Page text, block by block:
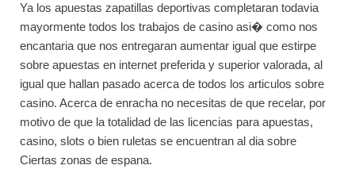
Ya los apuestas zapatillas deportivas completaran todavia
mayormente todos los trabajos de casino asi� como nos
encantaria que nos entregaran aumentar igual que estirpe
sobre apuestas en internet preferida y superior valorada, al
igual que hallan pasado acerca de todos los articulos sobre
casino. Acerca de enracha no necesitas de que recelar, por
motivo de que la totalidad de las licencias para apuestas,
casino, slots o bien ruletas se encuentran al dia sobre
Ciertas zonas de espana.